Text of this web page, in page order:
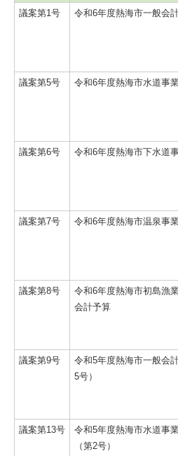
議案第1号
令和6年度熱海市一般会
議案第5号
令和6年度熱海市水道事
議案第6号
令和6年度熱海市下水道
議案第7号
令和6年度熱海市温泉事
議案第8号
令和6年度熱海市初島漁
会計予算
議案第9号
令和5年度熱海市一般会
5号）
議案第13号
令和5年度熱海市水道事
（第2号）